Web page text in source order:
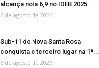
alcança nota 6,9 no IDEB 2025...
6 de agosto de 2026
Sub-11 de Nova Santa Rosa
conquista o terceiro lugar na 1ª...
6 de agosto de 2026